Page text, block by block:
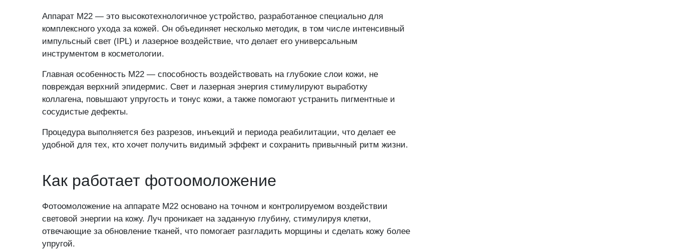
Аппарат M22 — это высокотехнологичное устройство, разработанное специально для
комплексного ухода за кожей. Он объединяет несколько методик, в том числе интенсивный
импульсный свет (IPL) и лазерное воздействие, что делает его универсальным
инструментом в косметологии.
Главная особенность M22 — способность воздействовать на глубокие слои кожи, не
повреждая верхний эпидермис. Свет и лазерная энергия стимулируют выработку
коллагена, повышают упругость и тонус кожи, а также помогают устранить пигментные и
сосудистые дефекты.
Процедура выполняется без разрезов, инъекций и периода реабилитации, что делает ее
удобной для тех, кто хочет получить видимый эффект и сохранить привычный ритм жизни.
Как работает фотоомоложение
Фотоомоложение на аппарате M22 основано на точном и контролируемом воздействии
световой энергии на кожу. Луч проникает на заданную глубину, стимулируя клетки,
отвечающие за обновление тканей, что помогает разгладить морщины и сделать кожу более
упругой.
Никакой рекламы и спама. Отправляя запрос Вы соглашаетесь на обработку
Данные не передаются третьим лицам.
Политики обработки данных
Задайте свой